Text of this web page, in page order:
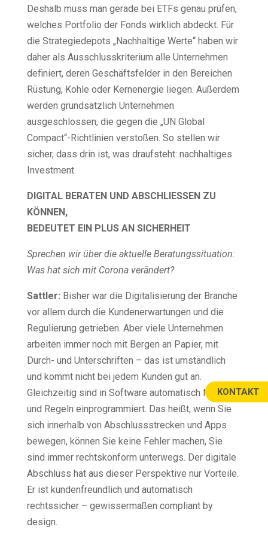
Deshalb muss man gerade bei ETFs genau prüfen,
welches Portfolio der Fonds wirklich abdeckt. Für
die Strategiedepots „Nachhaltige Werte“ haben wir
daher als Ausschlusskriterium alle Unternehmen
definiert, deren Geschäftsfelder in den Bereichen
Rüstung, Kohle oder Kernenergie liegen. Außerdem
werden grundsätzlich Unternehmen
ausgeschlossen, die gegen die „UN Global
Compact“-Richtlinien verstoßen. So stellen wir
sicher, dass drin ist, was draufsteht: nachhaltiges
Investment.
DIGITAL BERATEN UND ABSCHLIESSEN ZU
KÖNNEN,
BEDEUTET EIN PLUS AN SICHERHEIT
Sprechen wir über die aktuelle Beratungssituation:
Was hat sich mit Corona verändert?
Sattler: Bisher war die Digitalisierung der Branche
vor allem durch die Kundenerwartungen und die
Regulierung getrieben. Aber viele Unternehmen
arbeiten immer noch mit Bergen an Papier, mit
Durch- und Unterschriften – das ist umständlich
und kommt nicht bei jedem Kunden gut an.
Gleichzeitig sind in Software automatisch Normen
und Regeln einprogrammiert. Das heißt, wenn Sie
sich innerhalb von Abschlussstrecken und Apps
bewegen, können Sie keine Fehler machen, Sie
sind immer rechtskonform unterwegs. Der digitale
Abschluss hat aus dieser Perspektive nur Vorteile.
Er ist kundenfreundlich und automatisch
rechtssicher – gewissermaßen compliant by
design.
KONTAKT